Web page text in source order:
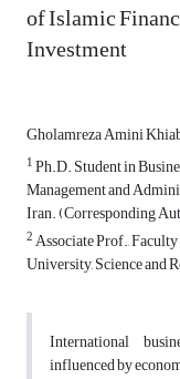
of Islamic
Investment
Gholamreza Amini
1Ph.D. Student in
Management and
Iran. (Corresponding
2Associate Prof.,
University, Science and
International
influenced by